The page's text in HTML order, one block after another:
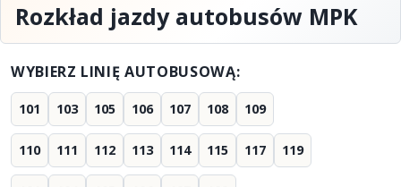
Rozkład jazdy autobusów MPK
WYBIERZ LINIĘ AUTOBUSOWĄ:
101 103 105 106 107 108 109
110 111 112 113 114 115 117 119